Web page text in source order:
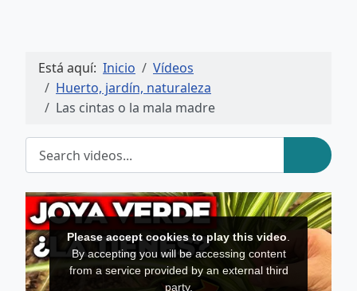
Está aquí: Inicio
Vídeos
Huerto, jardín, naturaleza
Las cintas o la mala madre